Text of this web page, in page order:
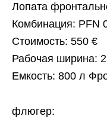
Лопата
Комбинация: PFN
Стоимость: 550 €
Рабочая ширина:
Емкость: 800 л
флюгер: